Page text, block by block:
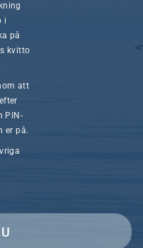
i
på
kvitto
att
PIN-
er på.